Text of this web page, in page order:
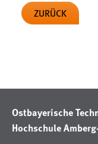
ZURÜCK
Ostbayerische
Hochschule
Name:
Cookie Laufzeit: